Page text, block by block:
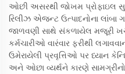
ઓછી અસરથી જોખમ પ્રોફાઇલ
રિલીઝ એજન્ટ ઉત્પાદનોના લાંબા
જાળવણી સાથે સંકળાયેલ મજૂરી
કર્મચારીઓ વારંવાર ફરીથી
ઉમેરાયેલી પ્રવૃત્તિઓ પર ધ્યાન
અને ઓછા વ્યર્થને કારણે